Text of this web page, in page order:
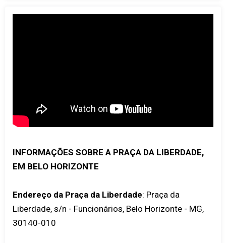
INFORMAÇÕES SOBRE A PRAÇA DA LIBERDADE,
EM BELO HORIZONTE
Endereço da Praça da Liberdade: Praça da
Liberdade, s/n - Funcionários, Belo Horizonte - MG,
30140-010